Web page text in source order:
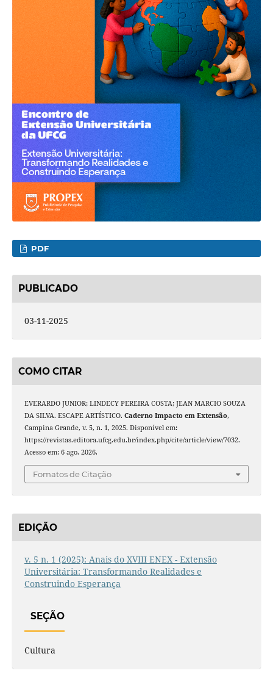
PDF
PUBLICADO
03-11-2025
COMO CITAR
EVERARDO JUNIOR; LINDECY PEREIRA COSTA; JEAN MARCIO SOUZA
DA SILVA. ESCAPE ARTÍSTICO. Caderno Impacto em Extensão,
Campina Grande, v. 5, n. 1, 2025. Disponível em:
https://revistas.editora.ufcg.edu.br/index.php/cite/article/view/7032.
Acesso em: 6 ago. 2026.
Fomatos de Citação
EDIÇÃO
v. 5 n. 1 (2025): Anais do XVIII ENEX - Extensão
Universitária: Transformando Realidades e
Construindo Esperança
SEÇÃO
Cultura